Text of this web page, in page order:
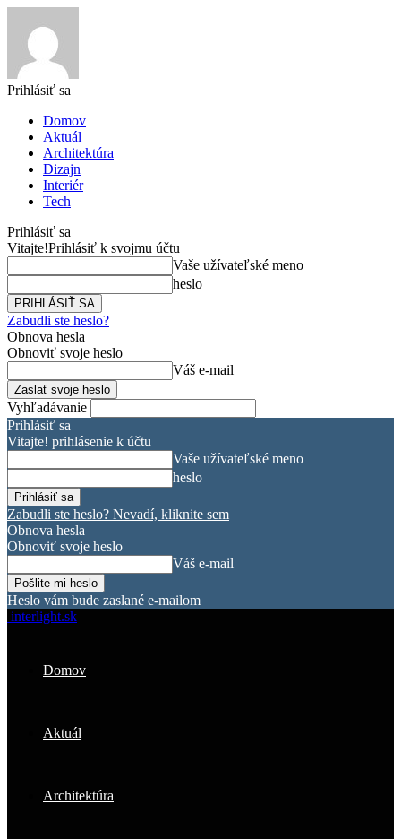
Prihlásiť sa
Domov
Aktuál
Architektúra
Dizajn
Interiér
Tech
Prihlásiť sa
Vitajte!Prihlásiť k svojmu účtu
Vaše užívateľské meno
heslo
Zabudli ste heslo?
Obnova hesla
Obnoviť svoje heslo
Váš e-mail
Vyhľadávanie
Prihlásiť sa
Vitajte! prihlásenie k účtu
Vaše užívateľské meno
heslo
Zabudli ste heslo? Nevadí, kliknite sem
Obnova hesla
Obnoviť svoje heslo
Váš e-mail
Heslo vám bude zaslané e-mailom
interlight.sk
Domov
Aktuál
Architektúra